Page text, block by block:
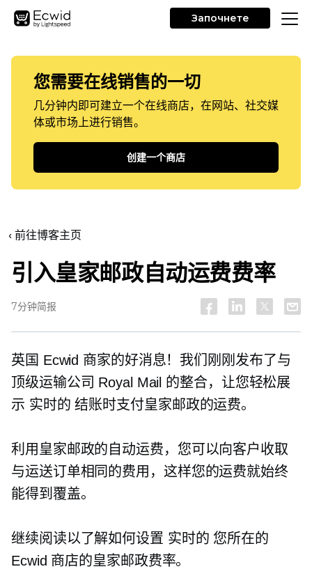
Започнете
您需要在线销售的一切
几分钟内即可建立一个在线商店，在网站、社交媒
体或市场上进行销售。
创建一个商店
‹ 前往博客主页
引入皇家邮政自动运费费率
7分钟简报
英国 Ecwid 商家的好消息！我们刚刚发布了与
顶级运输公司 Royal Mail 的整合，让您轻松展
示 实时的 结账时支付皇家邮政的运费。
利用皇家邮政的自动运费，您可以向客户收取
与运送订单相同的费用，这样您的运费就始终
能得到覆盖。
继续阅读以了解如何设置 实时的 您所在的
Ecwid 商店的皇家邮政费率。